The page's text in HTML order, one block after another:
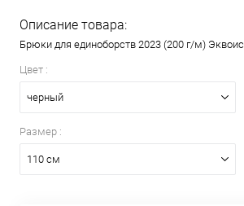
Описание товара:
Брюки для единоборств 2023 (200 г/м) Эквоис
Цвет :
черный
Размер :
110 см